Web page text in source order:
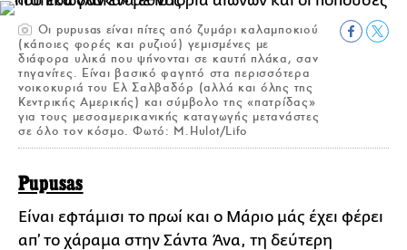
Οι pupusas είναι πίτες από ζυμάρι καλαμποκιού
(κάποιες φορές και ρυζιού) γεμισμένες με
διάφορα υλικά που ψήνονται σε καυτή πλάκα, σαν
τηγανίτες. Είναι βασικό φαγητό στα περισσότερα
νοικοκυριά του Ελ Σαλβαδόρ (αλλά και όλης της
Κεντρικής Αμερικής) και σύμβολο της «πατρίδας»
για τους μεσοαμερικανικής καταγωγής μετανάστες
σε όλο τον κόσμο. Φωτό: M.Hulot/Lifo
Pupusas
Είναι εφτάμισι το πρωί και ο Μάριο μάς έχει φέρει
απ’ το χάραμα στην Σάντα Άνα, τη δεύτερη